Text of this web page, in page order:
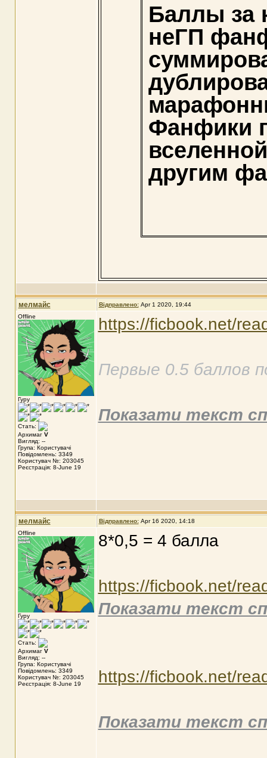
Баллы за
неГП
Фанфики
другим
мелмайс Відправлено: Apr 1 2020, 19:44
Offline
Гуру
Стать:
Архимаг V
Вигляд: --
Група: Користувачі
Повідомлень: 3349
Користувач №: 203045
Реєстрація: 8-June 19
https://ficbook.net/
Первые 0.5 баллов
Показати текст
мелмайс Відправлено: Apr 16 2020, 14:18
Offline
Гуру
Стать:
Архимаг V
Вигляд: --
Група: Користувачі
Повідомлень: 3349
Користувач №: 203045
Реєстрація: 8-June 19
8*0,5 = 4 балла
https://ficbook.net/
Показати текст
https://ficbook.net/
Показати текст